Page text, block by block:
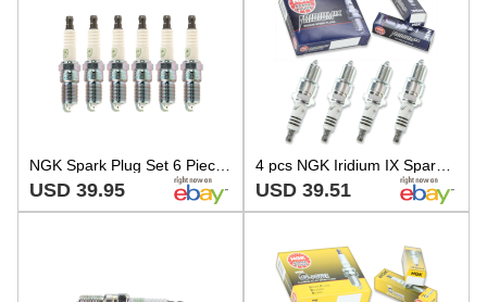
NGK Spark Plug Set 6 Pieces G-Power Platinum Gap 0.040
USD 39.95 USD 39.51